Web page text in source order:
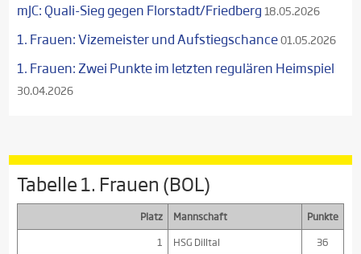
mJC: Quali-Sieg gegen Florstadt/Friedberg 18.05.2026
1. Frauen: Vizemeister und Aufstiegschance01.05.2026
1. Frauen: Zwei Punkte im letzten regulären Heimspiel
30.04.2026
Tabelle 1. Frauen (BOL)
Platz Mannschaft
Punkte
1
HSG Dilltal
36